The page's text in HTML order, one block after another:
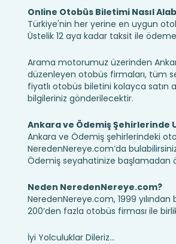
Online Otobüs Biletimi Nasıl
Türkiye'nin her yerine en uygun
Üstelik 12 aya kadar taksit ile
Arama motorumuz üzerinden
düzenleyen otobüs firmaları, tüm
fiyatlı otobüs biletini kolayca satın
bilgileriniz gönderilecektir.
Ankara ve Ödemiş Şehirlerinde
Ankara ve Ödemiş şehirlerindeki
NeredenNereye.com’da
Ödemiş seyahatinize başlamadan
Neden NeredenNereye.com?
NeredenNereye.com, 1999
200’den fazla otobüs firması ile
İyi Yolculuklar Dileriz...